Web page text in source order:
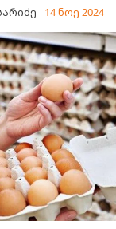
14 ნოე 2024